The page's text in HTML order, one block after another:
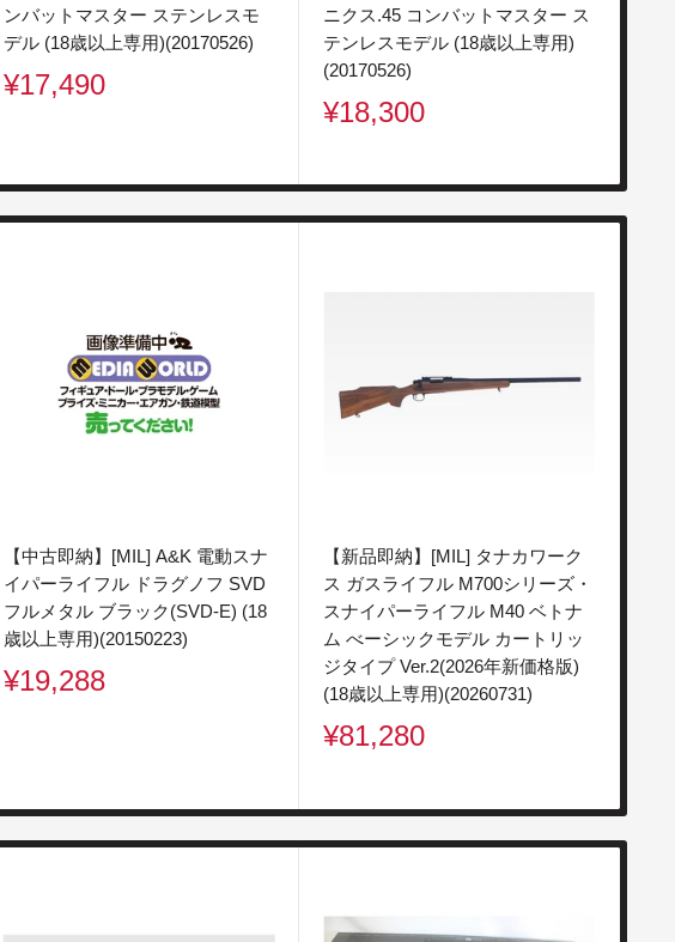
ンバットマスター ステンレスモ
デル (18歳以上専用)(20170526)
販
¥17,490
ニクス.45 コンバットマスター ス
テンレスモデル (18歳以上専用)
(20170526)
販
格
¥18,300
【中古即納】[MIL] A&K 電動スナ
イパーライフル ドラグノフ SVD
フルメタル ブラック(SVD-E) (18
歳以上専用)(20150223)
販
¥19,288
【新品即納】[MIL] タナカワーク
ス ガスライフル M700シリーズ・
スナイパーライフル M40 ベトナ
ム べーシックモデル カートリッ
ジタイプ Ver.2(2026年新価格版)
(18歳以上専用)(20260731)
販
格
¥81,280